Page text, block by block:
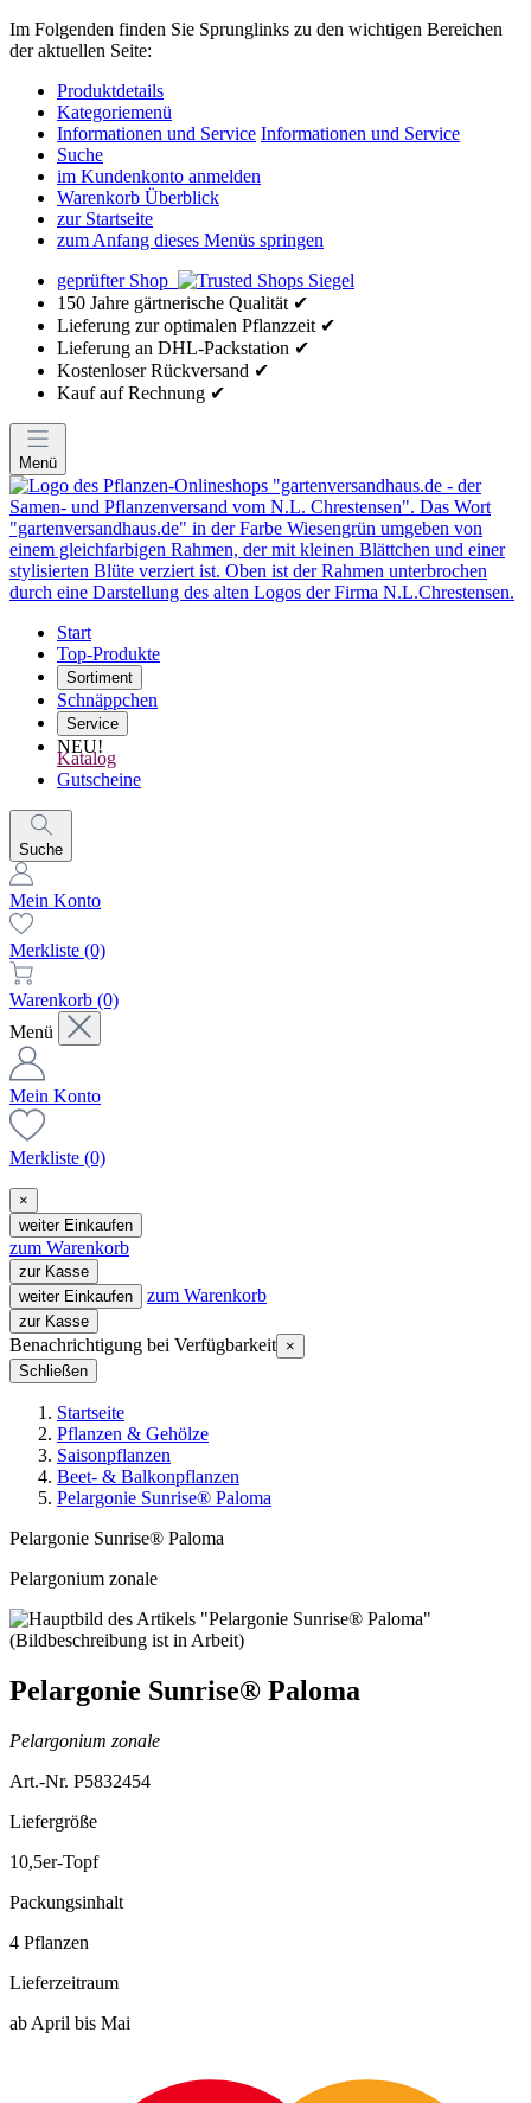
Im Folgenden finden Sie Sprunglinks zu den wichtigen Bereichen
der aktuellen Seite:
Produktdetails
Kategoriemenü
Informationen und Service Informationen und Service
Suche
im Kundenkonto anmelden
Warenkorb Überblick
zur Startseite
zum Anfang dieses Menüs springen
geprüfter Shop
150 Jahre gärtnerische Qualität ✔
Lieferung zur optimalen Pflanzzeit ✔
Lieferung an DHL-Packstation ✔
Kostenloser Rückversand ✔
Kauf auf Rechnung ✔
Menü
Start
Top-Produkte
Sortiment
Schnäppchen
Service
NEU!
Katalog
Gutscheine
Suche
Mein Konto
Merkliste (0)
Warenkorb (0)
Menü
Mein Konto
Merkliste (0)
×
weiter Einkaufen
zum Warenkorb
zur Kasse
weiter Einkaufen
zum Warenkorb
zur Kasse
Benachrichtigung bei Verfügbarkeit ×
Schließen
Startseite
Pflanzen & Gehölze
Saisonpflanzen
Beet- & Balkonpflanzen
Pelargonie Sunrise® Paloma
Pelargonie Sunrise® Paloma
Pelargonium zonale
Pelargonie Sunrise® Paloma
Pelargonium zonale
Art.-Nr. P5832454
Liefergröße
10,5er-Topf
Packungsinhalt
4 Pflanzen
Lieferzeitraum
ab April bis Mai